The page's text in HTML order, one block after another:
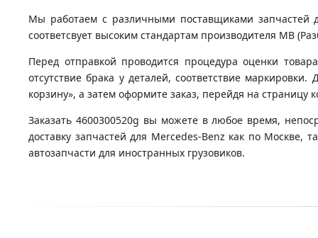
Мы работаем с различными поставщиками запчастей
соответсвует высоким стандартам производителя MB
Перед отправкой проводится процедура оценки
отсутствие брака у деталей, соответствие
корзину», а затем оформите заказ, перейдя на страницу
Заказать 4600300520g вы можете в любое время,
доставку запчастей для Mercedes-Benz как по
автозапчасти для иностранных грузовиков.